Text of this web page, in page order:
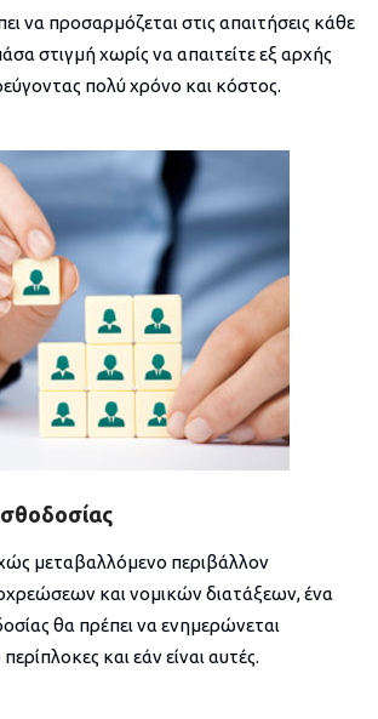
να προσαρμόζεται στις απαιτήσεις κάθε
στιγμή χωρίς να απαιτείτε εξ αρχής
πολύ χρόνο και κόστος.
μεταβαλλόμενο περιβάλλον
και νομικών διατάξεων, ένα
θα πρέπει να ενημερώνεται
και εάν είναι αυτές.